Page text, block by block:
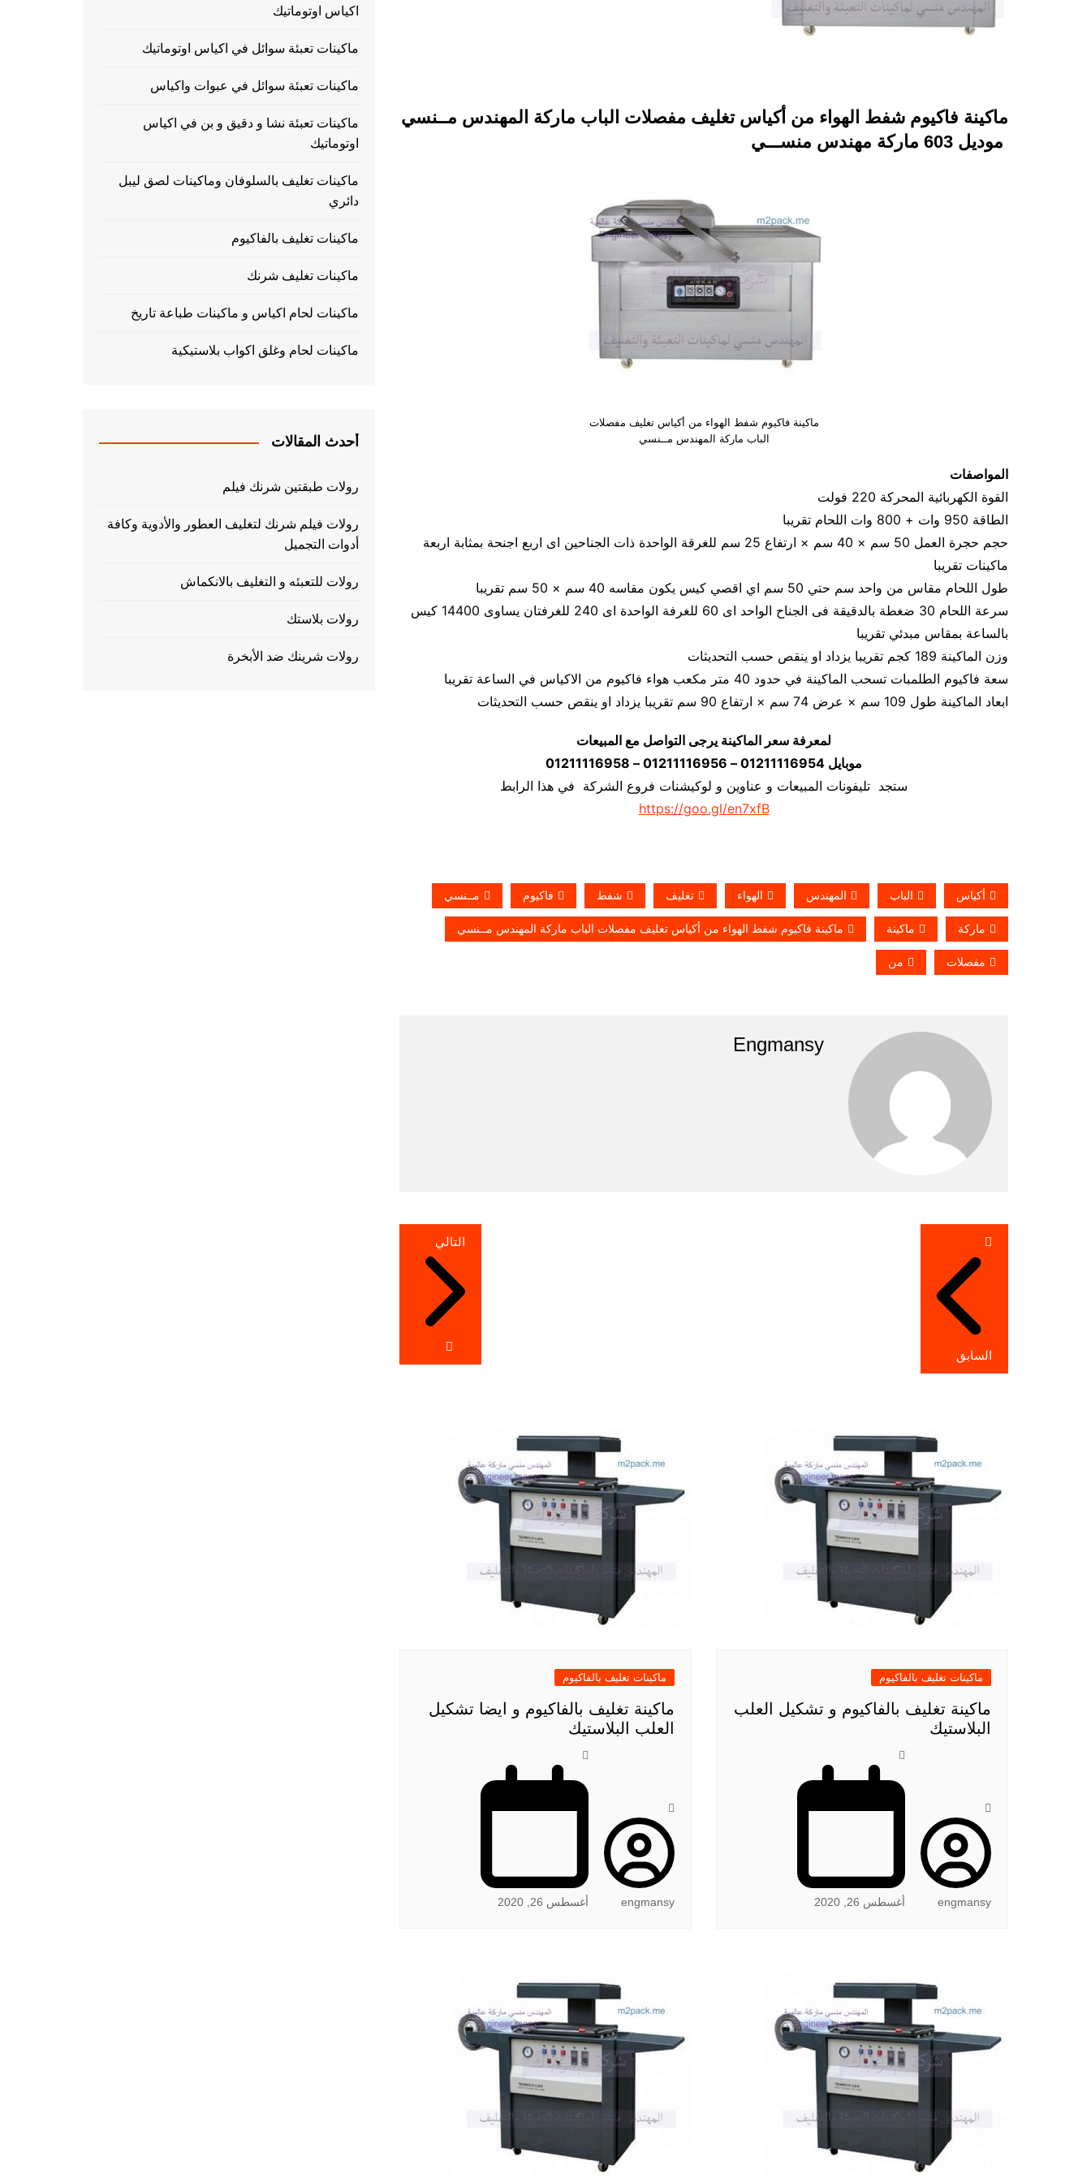
ماكينة فاكيوم شفط الهواء من أكياس تغليف مفصلات الباب ماركة المهندس مــنسي
موديل 603 ماركة مهندس منســـي
ماكينة فاكيوم شفط الهواء من أكياس تغليف مفصلات
الباب ماركة المهندس مــنسي
المواصفات
القوة الكهربائية المحركة 220 فولت
الطاقة 950 وات + 800 وات اللحام تقريبا
حجم حجرة العمل 50 سم × 40 سم × ارتفاع 25 سم للغرقة الواحدة ذات الجناحين اى اربع اجنحة بمثابة اربعة
ماكينات تقريبا
طول اللحام مقاس من واحد سم حتي 50 سم اي اقصي كيس يكون مقاسه 40 سم × 50 سم تقريبا
سرعة اللحام 30 ضغطة بالدقيقة فى الجناح الواحد اى 60 للغرفة الواحدة اى 240 للغرفتان يساوى 14400 كيس
بالساعة بمقاس مبدئي تقريبا
وزن الماكينة 189 كجم تقريبا يزداد او ينقص حسب التحديثات
سعة فاكيوم الطلمبات تسحب الماكينة في حدود 40 متر مكعب هواء فاكيوم من الاكياس في الساعة تقريبا
ابعاد الماكينة طول 109 سم × عرض 74 سم × ارتفاع 90 سم تقريبا يزداد او ينقص حسب التحديثات
لمعرفة سعر الماكينة يرجى التواصل مع المبيعات
موبايل 01211116954 – 01211116956 – 01211116958
ستجد تليفونات المبيعات و عناوين و لوكيشنات فروع الشركة في هذا الرابط
https://goo.gl/en7xfB
أكياس الباب المهندس الهواء تغليف شفط فاكيوم مــنسي
ماركة ماكينة ماكينة فاكيوم شفط الهواء من أكياس تغليف مفصلات الباب ماركة المهندس مــنسي
مفصلات من
Engmansy
تصفّح
المقالات
السابق
التالي
ماكينات تغليف بالفاكيوم
ماكينة تغليف بالفاكيوم و تشكيل العلب
البلاستيك
engmansy أغسطس 26, 2020
ماكينات تغليف بالفاكيوم
ماكينة تغليف بالفاكيوم و ايضا تشكيل
العلب البلاستيك
engmansy أغسطس 26, 2020
اكياس اوتوماتيك
ماكينات تعبئة سوائل في اكياس اوتوماتيك
ماكينات تعبئة سوائل في عبوات واكياس
ماكينات تعبئة نشا و دقيق و بن في اكياس
اوتوماتيك
ماكينات تغليف بالسلوفان وماكينات لصق ليبل
دائري
ماكينات تغليف بالفاكيوم
ماكينات تغليف شرنك
ماكينات لحام اكياس و ماكينات طباعة تاريخ
ماكينات لحام وغلق اكواب بلاستيكية
أحدث المقالات
رولات طبقتين شرنك فيلم
رولات فيلم شرنك لتغليف العطور والأدوية وكافة
أدوات التجميل
رولات للتعبئه و التغليف بالانكماش
رولات بلاستك
رولات شرينك ضد الأبخرة